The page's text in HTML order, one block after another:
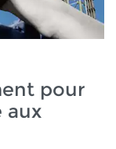
pour
aux